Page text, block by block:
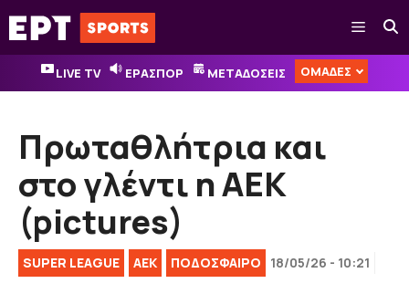
Μετάβαση
σε
περιεχόμενο
Μενού
LIVE TV ΕΡΑΣΠΟΡ ΜΕΤΑΔΟΣΕΙΣ ΟΜΑΔΕΣ
Πρωταθλήτρια και
στο γλέντι η ΑΕΚ
(pictures)
SUPER LEAGUE ΑΕΚ ΠΟΔΟΣΦΑΙΡΟ 18/05/26 - 10:21